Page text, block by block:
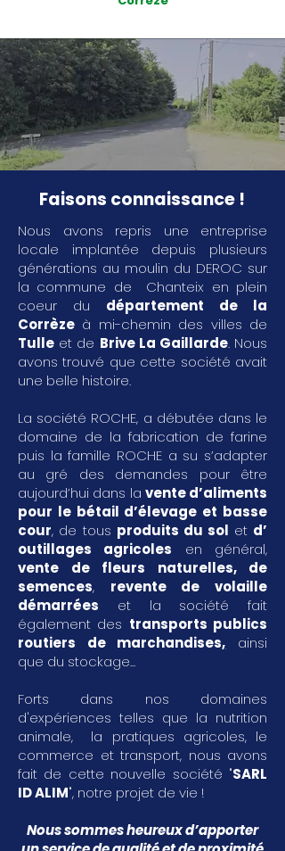
Faisons connaissance !
Nous avons repris une entreprise
locale implantée depuis plusieurs
générations au moulin du DEROC sur
la commune de Chanteix en plein
coeur du département de la
Corrèze à mi-chemin des villes de
Tulle et de Brive La Gaillarde. Nous
avons trouvé que cette société avait
une belle histoire.
La société ROCHE, a débutée dans le
domaine de la fabrication de farine
puis la famille ROCHE a su s’adapter
au gré des demandes pour être
aujourd’hui dans la vente d’aliments
pour le bétail d’élevage et basse
cour, de tous produits du sol et d’
outillages agricoles en général,
vente de fleurs naturelles, de
semences, revente de volaille
démarrées et la société fait
également des transports publics
routiers de marchandises, ainsi
que du stockage...
Forts dans nos domaines
d'expériences telles que la nutrition
animale, la pratiques agricoles, le
commerce et transport, nous avons
fait de cette nouvelle société "SARL
ID ALIM", notre projet de vie !
Nous sommes heureux d’apporter